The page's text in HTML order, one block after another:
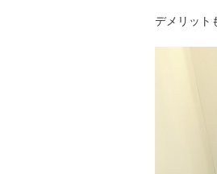
デメリット